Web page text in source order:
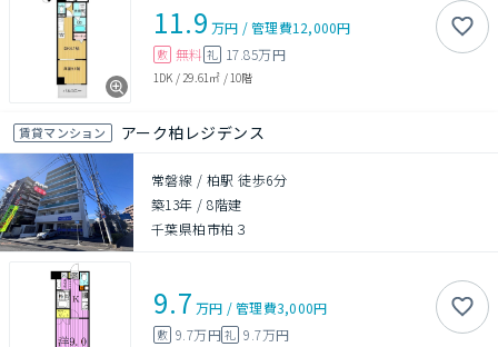
11.9 万円 /管理費12,000円
敷 無料 礼 17.85万円
1DK / 29.61㎡ / 10階
賃貸マンション アーク柏レジデンス
常磐線 / 柏駅 徒歩6分
築13年 /8階建
千葉県柏市柏３
9.7 万円 /管理費3,000円
敷 9.7万円礼 9.7万円